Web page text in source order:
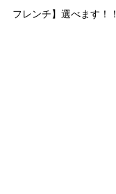
フレンチ】選べます！！